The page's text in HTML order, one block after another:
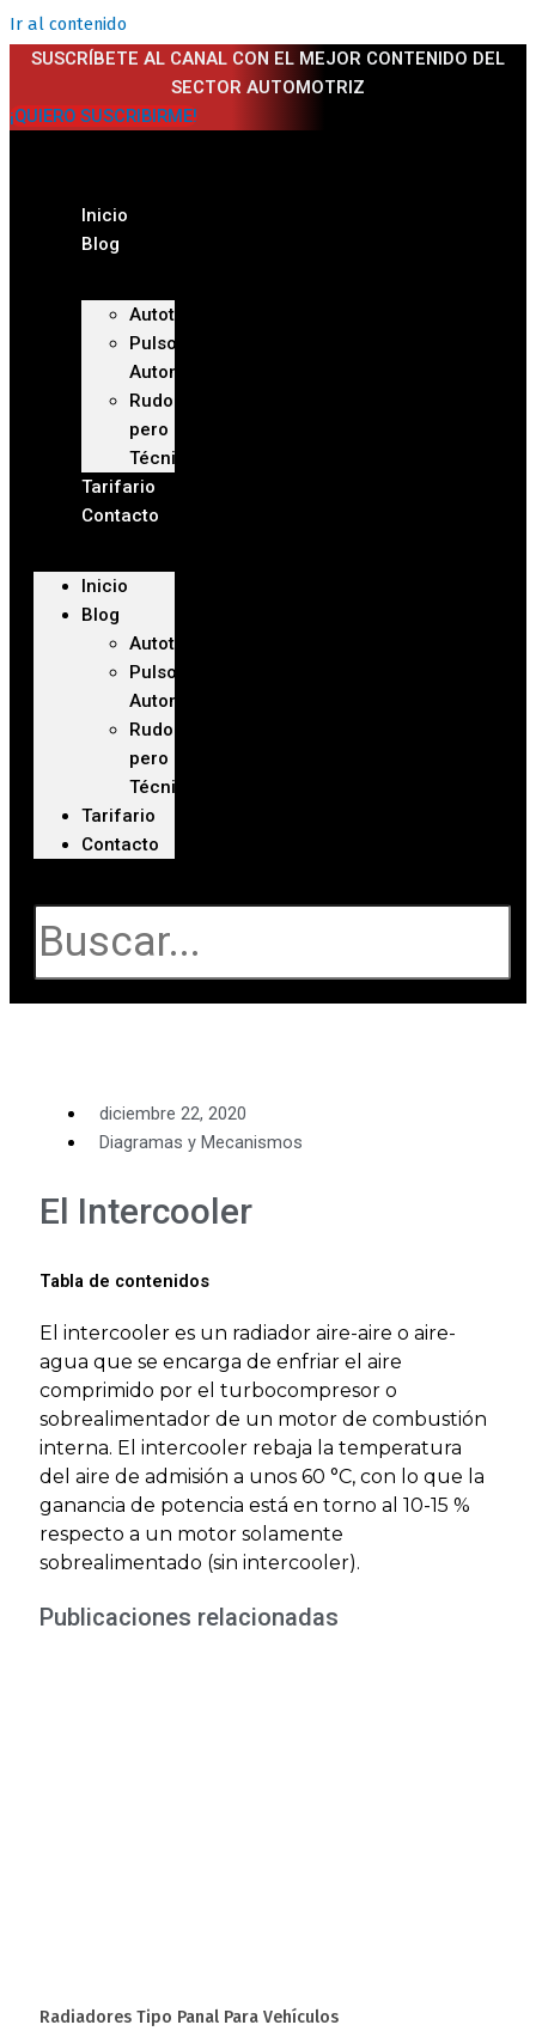
Ir al contenido
SUSCRÍBETE AL CANAL CON EL MEJOR CONTENIDO DEL
SECTOR AUTOMOTRIZ
¡QUIERO SUSCRIBIRME!
Inicio
Blog
Autoteca
Pulso
Automotriz
Rudo
pero
Técnico
Tarifario
Contacto
Inicio
Blog
Autoteca
Pulso
Automotriz
Rudo
pero
Técnico
Tarifario
Contacto
diciembre 22, 2020
Diagramas y Mecanismos
El Intercooler
Tabla de contenidos
El intercooler es un radiador aire-aire o aire-
agua que se encarga de enfriar el aire
comprimido por el turbocompresor o
sobrealimentador de un motor de combustión
interna. El intercooler rebaja la temperatura
del aire de admisión a unos 60 °C, con lo que la
ganancia de potencia está en torno al 10-15 %
respecto a un motor solamente
sobrealimentado (sin intercooler).
Publicaciones relacionadas
Radiadores Tipo Panal Para Vehículos